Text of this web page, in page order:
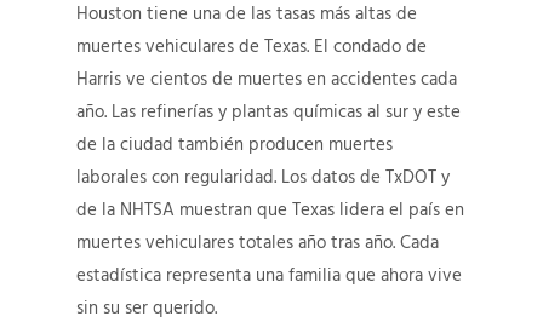
Houston tiene una de las tasas más altas de
muertes vehiculares de Texas. El condado de
Harris ve cientos de muertes en accidentes cada
año. Las refinerías y plantas químicas al sur y este
de la ciudad también producen muertes
laborales con regularidad. Los datos de TxDOT y
de la NHTSA muestran que Texas lidera el país en
muertes vehiculares totales año tras año. Cada
estadística representa una familia que ahora vive
sin su ser querido.